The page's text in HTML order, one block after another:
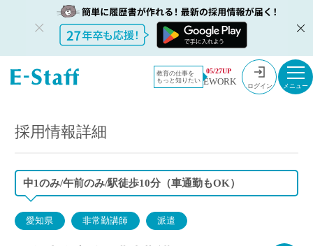
教育の仕事を
もっと知りたい
05/27UP
EWORK ログイン
教員採用情
報のイー・
採用情報
数学 中学高校の非常勤講師 9月開始
採用情報詳細
中1のみ/午前のみ/駅徒歩10分（車通勤もOK）
愛知県 非常勤講師 派遣